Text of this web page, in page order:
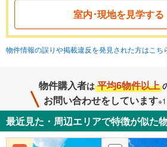
室内･現地を見学する
物件情報の誤りや掲載違反を発見された方はこち
物件購入者は 平均6物件以上
お問い合わせをしています※1
最近見た・周辺エリアで特徴が似た